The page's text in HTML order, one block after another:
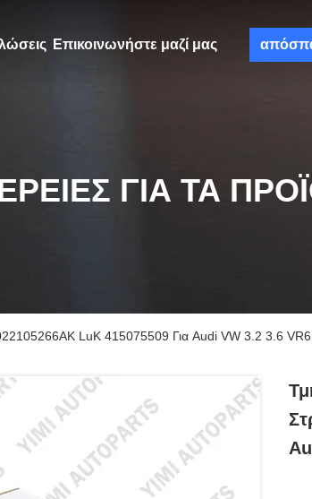
Επικοινωνήστε μαζί μας
ΓΙΑ ΤΑ
LuK 415075509 Για Audi VW 3.2 3.6